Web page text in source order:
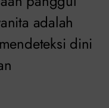
adalah
dini